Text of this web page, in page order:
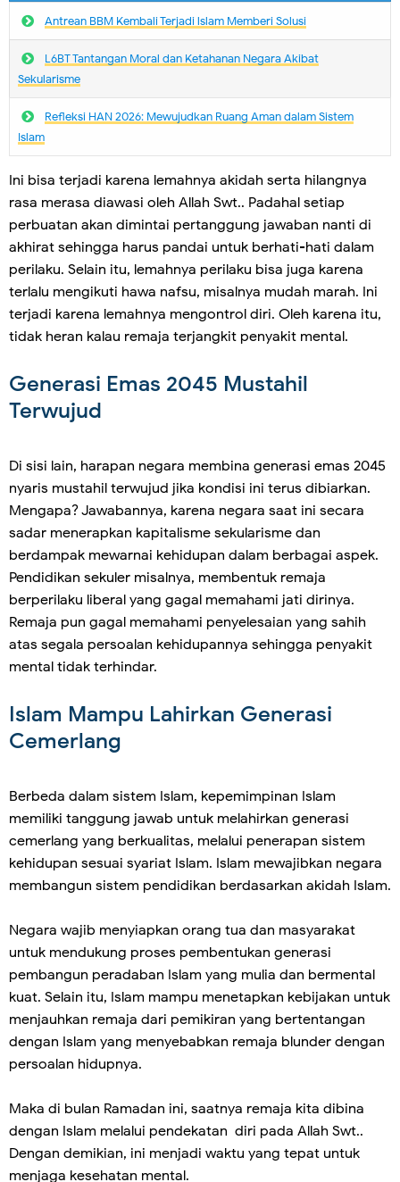
Antrean BBM Kembali Terjadi lslam Memberi Solusi
L6BT Tantangan Moral dan Ketahanan Negara Akibat
Sekularisme
Refleksi HAN 2026: Mewujudkan Ruang Aman dalam Sistem
Islam
Ini bisa terjadi karena lemahnya akidah serta hilangnya
rasa merasa diawasi oleh Allah Swt.. Padahal setiap
perbuatan akan dimintai pertanggung jawaban nanti di
akhirat sehingga harus pandai untuk berhati-hati dalam
perilaku. Selain itu, lemahnya perilaku bisa juga karena
terlalu mengikuti hawa nafsu, misalnya mudah marah. Ini
terjadi karena lemahnya mengontrol diri. Oleh karena itu,
tidak heran kalau remaja terjangkit penyakit mental.
Generasi Emas 2045 Mustahil
Terwujud
Di sisi lain, harapan negara membina generasi emas 2045
nyaris mustahil terwujud jika kondisi ini terus dibiarkan.
Mengapa? Jawabannya, karena negara saat ini secara
sadar menerapkan kapitalisme sekularisme dan
berdampak mewarnai kehidupan dalam berbagai aspek.
Pendidikan sekuler misalnya, membentuk remaja
berperilaku liberal yang gagal memahami jati dirinya.
Remaja pun gagal memahami penyelesaian yang sahih
atas segala persoalan kehidupannya sehingga penyakit
mental tidak terhindar.
Islam Mampu Lahirkan Generasi
Cemerlang
Berbeda dalam sistem Islam, kepemimpinan Islam
memiliki tanggung jawab untuk melahirkan generasi
cemerlang yang berkualitas, melalui penerapan sistem
kehidupan sesuai syariat Islam. Islam mewajibkan negara
membangun sistem pendidikan berdasarkan akidah Islam.
Negara wajib menyiapkan orang tua dan masyarakat
untuk mendukung proses pembentukan generasi
pembangun peradaban Islam yang mulia dan bermental
kuat. Selain itu, Islam mampu menetapkan kebijakan untuk
menjauhkan remaja dari pemikiran yang bertentangan
dengan Islam yang menyebabkan remaja blunder dengan
persoalan hidupnya.
Maka di bulan Ramadan ini, saatnya remaja kita dibina
dengan Islam melalui pendekatan diri pada Allah Swt..
Dengan demikian, ini menjadi waktu yang tepat untuk
menjaga kesehatan mental.